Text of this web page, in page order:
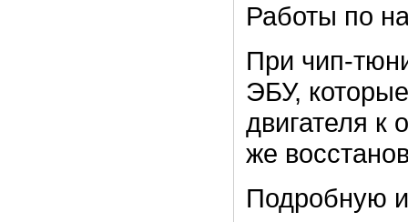
Работы по
При чип-
ЭБУ,
двигателя к
же
Подробную